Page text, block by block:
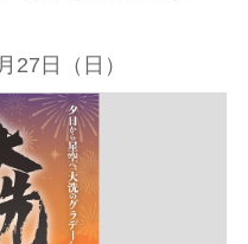
27日（日）